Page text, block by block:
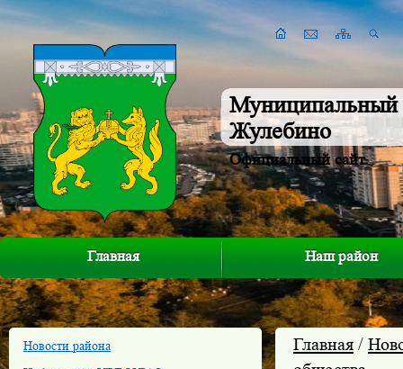
Муниципальный
Жулебино
Официальный сайт
Главная Наш район
Новости района
Главная /